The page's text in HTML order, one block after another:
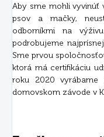
Aby sme mohli vyvinúť
psov a mačky,
odborníkmi na
podrobujeme
Sme prvou
ktorá má certifikáciu
roku 2020 vyrábame
domovskom závode v